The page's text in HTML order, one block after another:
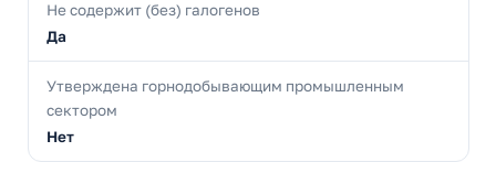
Не содержит (без) галогенов
Да
Утверждена горнодобывающим промышленным
сектором
Нет